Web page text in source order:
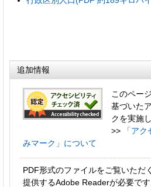
追加情報
このペー
基づいた
クを実施
>>
「ア
みマーク」について
PDF形式のファイルをご覧いただ
提供するAdobe Readerが必要です